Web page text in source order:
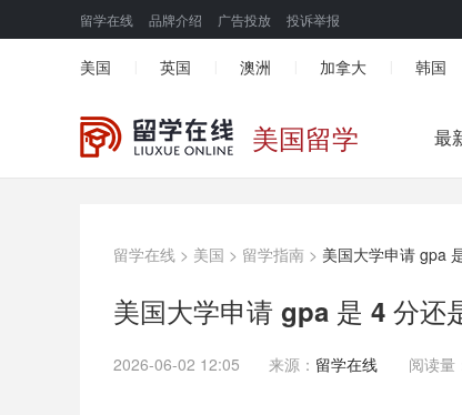
留学在线 品牌介绍 广告投放 投诉举报
美国 英国 澳洲 加拿大 韩国
美国留学 最
留学在线 > 美国 > 留学指南 > 美国大学申请 gpa
美国大学申请 gpa 是 4 分还
2026-06-02 12:05 来源： 留学在线 阅读量